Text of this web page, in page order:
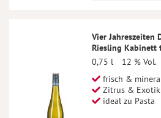
Vier Jahreszeiten
Riesling Kabinett
0,75 l
12 % Vol.
frisch &
Zitrus & Exotik
ideal zu Pasta